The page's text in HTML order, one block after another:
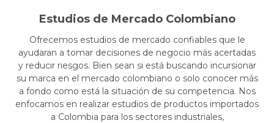
Estudios de Mercado Colombiano
Ofrecemos estudios de mercado confiables que le
ayudaran a tomar decisiones de negocio más acertadas
y reducir riesgos. Bien sean si está buscando incursionar
su marca en el mercado colombiano o solo conocer más
a fondo como está la situación de su competencia. Nos
enfocamos en realizar estudios de productos importados
a Colombia para los sectores industriales,